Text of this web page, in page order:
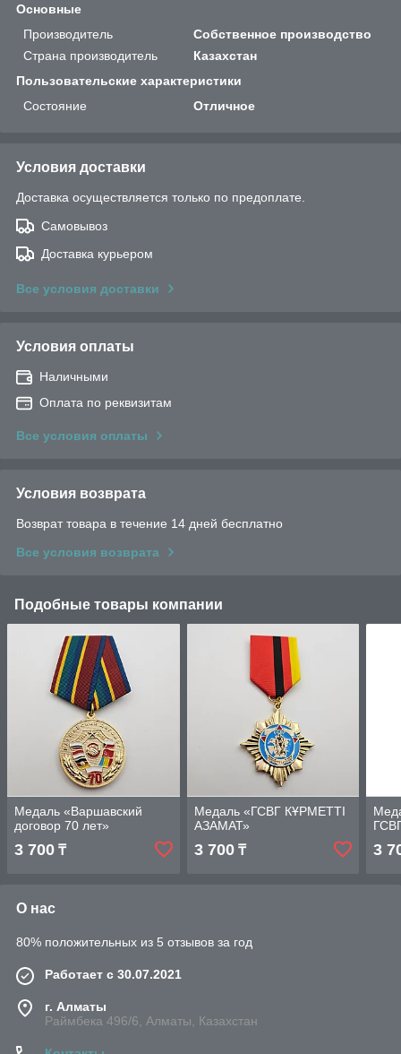
Основные
Производитель
Собственное производство
Страна производитель
Казахстан
Пользовательские характеристики
Состояние
Отличное
Условия доставки
Доставка осуществляется только по предоплате.
Самовывоз
Доставка курьером
Все условия доставки
Условия оплаты
Наличными
Оплата по реквизитам
Все условия оплаты
Условия возврата
Возврат товара в течение 14 дней бесплатно
Все условия возврата
Подобные товары компании
Медаль «Варшавский
договор 70 лет»
3 700 ₸
Медаль «ГСВГ КҰРМЕТТІ
АЗАМАТ»
3 700₸ 3
О нас
80% положительных из 5 отзывов за год
Работает с 30.07.2021
г. Алматы
Раймбека 496/6, Алматы, Казахстан